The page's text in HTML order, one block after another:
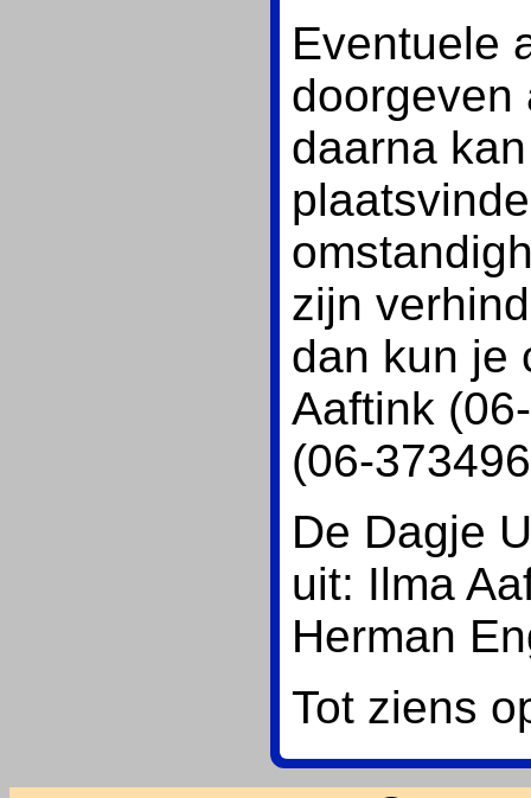
Eventuele
doorgeven
daarna
zijn
dan kun je
Aaftink
(06-
De Dagje
uit: Ilma
Herman
Tot ziens